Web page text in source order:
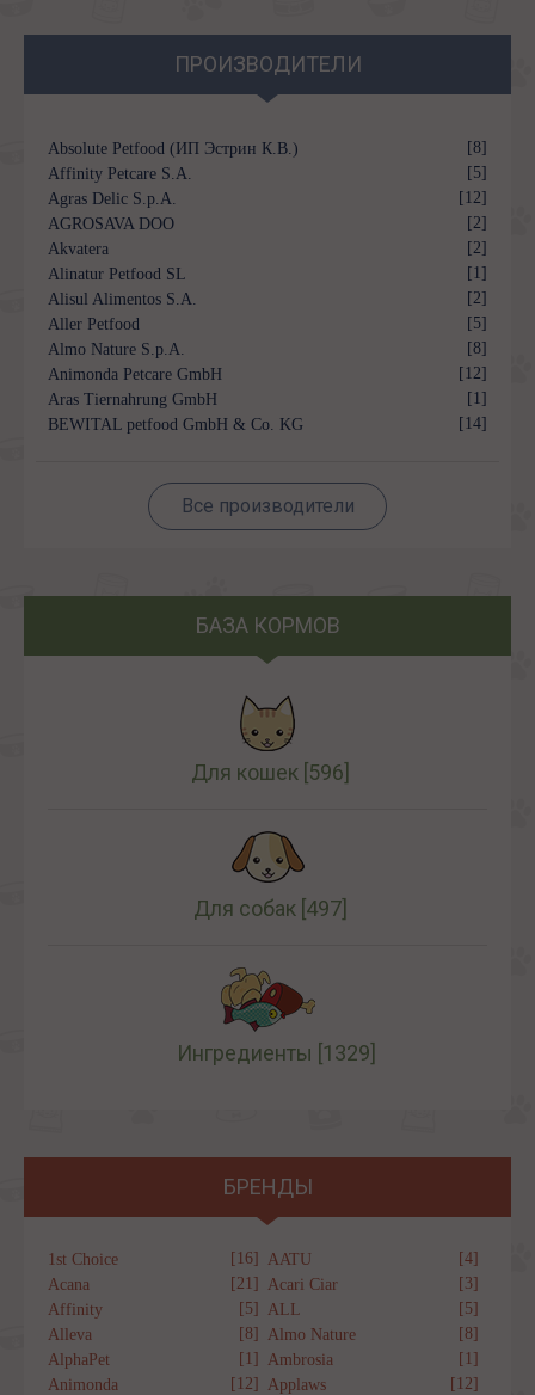
ПРОИЗВОДИТЕЛИ
Absolute Petfood (ИП Эстрин К.В.)
[8]
Affinity Petcare S.A.
[5]
Agras Delic S.p.A.
[12]
AGROSAVA DOO
[2]
Akvatera
[2]
Alinatur Petfood SL
[1]
Alisul Alimentos S.A.
[2]
Aller Petfood
[5]
Almo Nature S.p.A.
[8]
Animonda Petcare GmbH
[12]
Aras Tiernahrung GmbH
[1]
BEWITAL petfood GmbH & Co. KG
[14]
Все производители
БАЗА КОРМОВ
Для кошек [596]
Для собак [497]
Ингредиенты [1329]
БРЕНДЫ
1st Choice [16] AATU
[4]
Acana
[21] Acari Ciar
[3]
Affinity
[5] ALL
[5]
Alleva
[8] Almo Nature
[8]
AlphaPet
[1] Ambrosia
[1]
Animonda
[12] Applaws
[12]